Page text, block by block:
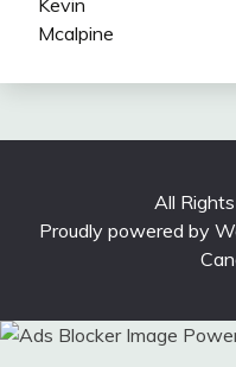
All
Proudly powered by